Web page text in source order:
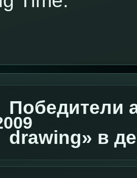
Победители
drawing» в